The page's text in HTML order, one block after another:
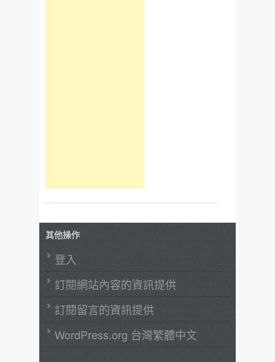
其他操作
登入
訂閱網站內容的資訊提供
訂閱留言的資訊提供
WordPress.org 台灣繁體中文